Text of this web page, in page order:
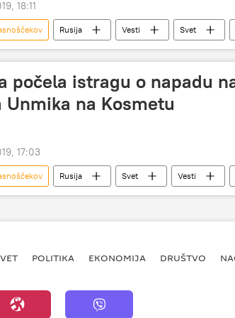
18:11
Rusija Vesti Svet
počela istragu o napadu
Unmika na Kosmetu
17:03
Rusija Svet Vesti
POLITIKA EKONOMIJA DRUŠTVO